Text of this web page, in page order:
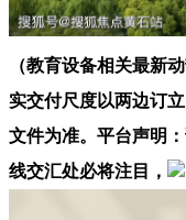
（教育设备相关最新
实交付尺度以两边订
文件为准。平台声明
线交汇处必将注目，